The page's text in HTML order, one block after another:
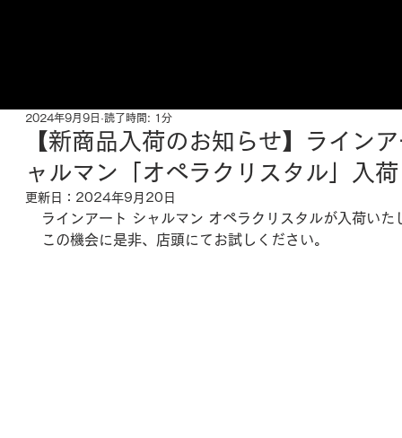
【新商品入荷のお知らせ】ライン
ャルマン「オペラクリスタル」入荷
2024年9月9日 読了時間: 1分
更新日： 2024年9月20日
ラインアート シャルマン オペラクリスタルが入荷いた
この機会に是非、店頭にてお試しください。